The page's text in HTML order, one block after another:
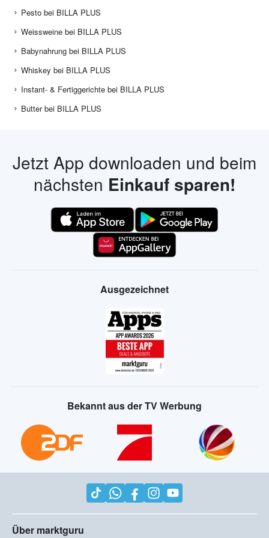
Pesto bei BILLA PLUS
Weissweine bei BILLA PLUS
Babynahrung bei BILLA PLUS
Whiskey bei BILLA PLUS
Instant- & Fertiggerichte bei BILLA PLUS
Butter bei BILLA PLUS
Jetzt App downloaden und beim
nächsten Einkauf sparen!
Ausgezeichnet
Bekannt aus der TV Werbung
Über marktguru